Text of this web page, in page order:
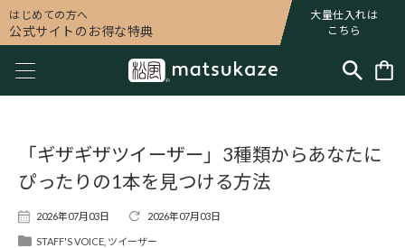
はじめての方へ
公式サイトのお得な特典
大量仕入れは
こちら
「ギザギザツイーザー」3種類からあなたに
ぴったりの1本を見つける方法
2026年07月03日 2026年07月03日
STAFF'S VOICE ツイーザー